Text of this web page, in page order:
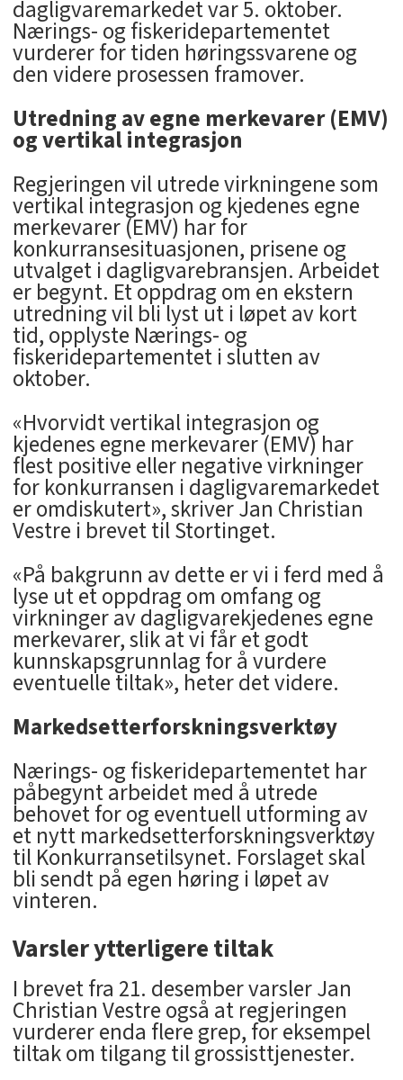
dagligvaremarkedet var 5. oktober.
Nærings- og fiskeridepartementet
vurderer for tiden høringssvarene og
den videre prosessen framover.
Utredning av egne merkevarer (EMV)
og vertikal integrasjon
Regjeringen vil utrede virkningene som
vertikal integrasjon og kjedenes egne
merkevarer (EMV) har for
konkurransesituasjonen, prisene og
utvalget i dagligvarebransjen. Arbeidet
er begynt. Et oppdrag om en ekstern
utredning vil bli lyst ut i løpet av kort
tid, opplyste Nærings- og
fiskeridepartementet i slutten av
oktober.
«Hvorvidt vertikal integrasjon og
kjedenes egne merkevarer (EMV) har
flest positive eller negative virkninger
for konkurransen i dagligvaremarkedet
er omdiskutert», skriver Jan Christian
Vestre i brevet til Stortinget.
«På bakgrunn av dette er vi i ferd med å
lyse ut et oppdrag om omfang og
virkninger av dagligvarekjedenes egne
merkevarer, slik at vi får et godt
kunnskapsgrunnlag for å vurdere
eventuelle tiltak», heter det videre.
Markedsetterforskningsverktøy
Nærings- og fiskeridepartementet har
påbegynt arbeidet med å utrede
behovet for og eventuell utforming av
et nytt markedsetterforskningsverktøy
til Konkurransetilsynet. Forslaget skal
bli sendt på egen høring i løpet av
vinteren.
Varsler ytterligere tiltak
I brevet fra 21. desember varsler Jan
Christian Vestre også at regjeringen
vurderer enda flere grep, for eksempel
tiltak om tilgang til grossisttjenester.